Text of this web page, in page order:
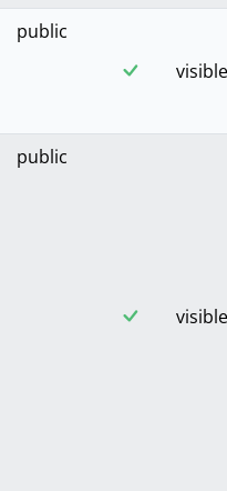
public
visible
public
visible